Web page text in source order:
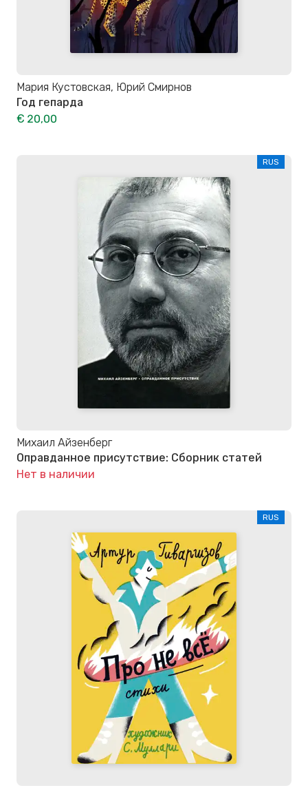
Мария Кустовская, Юрий Смирнов
Год гепарда
€ 20,00
RUS
Михаил Айзенберг
Оправданное присутствие: Сборник статей
Нет в наличии
RUS